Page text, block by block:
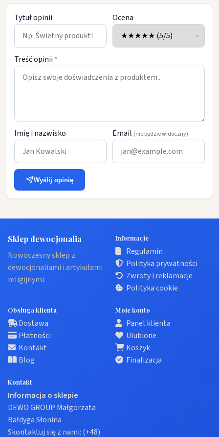
Tytuł opinii Ocena
Treść opinii *
Imię i nazwisko Email (nie będzie widoczny)
Wyślij opinię
Sklep dewocjonalia
Nowoczesny sklep z
dewocjonaliami i artykułami
religijnymi.
Informacje
Regulamin
Polityka prywatności
Zwroty i reklamacje
Polityka cookie
Obsługa klienta
Dostawa
Płatności
Kontakt
Blog
Moje konto
Panel klienta
Ulubione
Koszyk
Finalizacja
Kontakt
Informacja o sklepie
DEWO GROUP Małgorzata
Bałdyga Słonina
Skontaktuj się z nami: (+48)